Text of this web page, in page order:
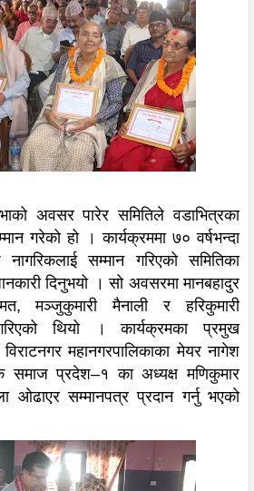
अवसर पारेर समितिले वडाभित्रका
गरेको हो । कार्यक्रममा ७० वर्षभन्दा
सम्मान गरिएको समितिका
दिनुभयो । सो अवसरमा मानबहादुर
मञ्जुकुमारी मैनाली र हरिकुमारी
थियो । कार्यक्रमका प्रमुख
महानगरपालिकाका मेयर नागेश
समाज प्रदेश–१ का अध्यक्ष मणिकुमार
ओढाएर सम्मानपत्र प्रदान गर्नु भएको